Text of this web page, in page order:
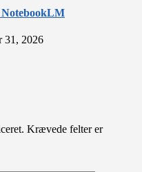
NotebookLM
31, 2026
Krævede felter er